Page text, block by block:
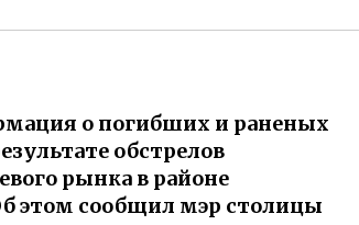
о погибших и раненых
обстрелов
рынка в районе
этом сообщил мэр столицы